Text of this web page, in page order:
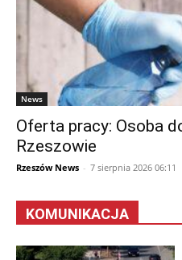
News
Oferta pracy: Osoba
Rzeszowie
Rzeszów News - 7 sierpnia 2026 06:11
KOMUNIKACJA